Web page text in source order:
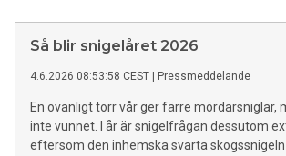
Så blir snigelåret 2026
4.6.2026 08:53:58 CEST Pressmeddelande
En ovanligt torr vår ger färre mördarsniglar,
inte vunnet. I år är snigelfrågan dessutom
eftersom den inhemska svarta